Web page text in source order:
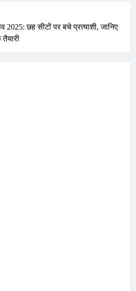
2025: छह सीटों पर बचे प्रत्याशी, जानिए